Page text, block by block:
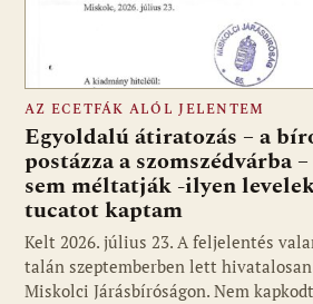
AZ ECETFÁK ALÓL JELENTEM
Egyoldalú átiratozás – a
postázza a szomszédvárba
sem méltatják -ilyen
tucatot kaptam
Kelt 2026. július 23. A feljelentés
talán szeptemberben lett hivatalosan
Miskolci Járásbíróságon. Nem